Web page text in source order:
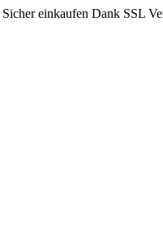
Sicher einkaufen Dank SSL